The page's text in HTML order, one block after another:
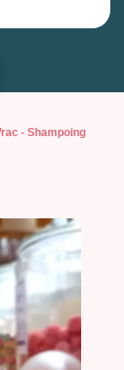
-Shampoing